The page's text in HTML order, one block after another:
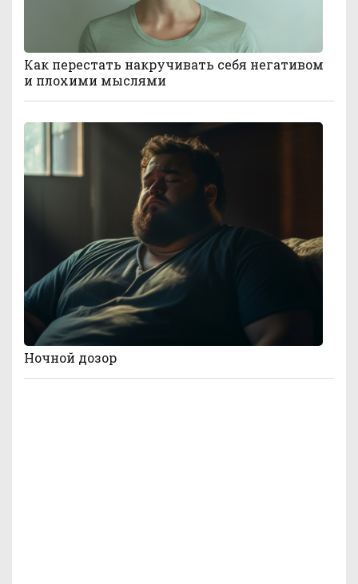
Как перестать накручивать себя негативом
и плохими мыслями
Ночной дозор